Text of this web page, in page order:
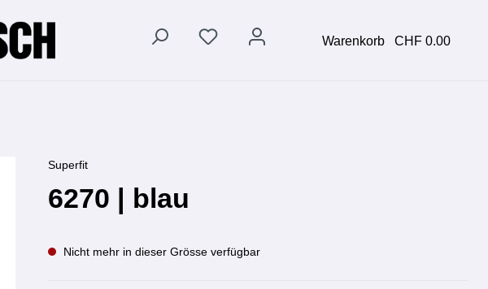
Warenkorb CHF 0.00
Superfit
6270 | blau
Nicht mehr in dieser Grösse verfügbar